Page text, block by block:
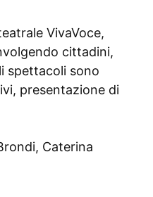
VivaVoce,
cittadini,
spettacoli sono
presentazione di
Caterina